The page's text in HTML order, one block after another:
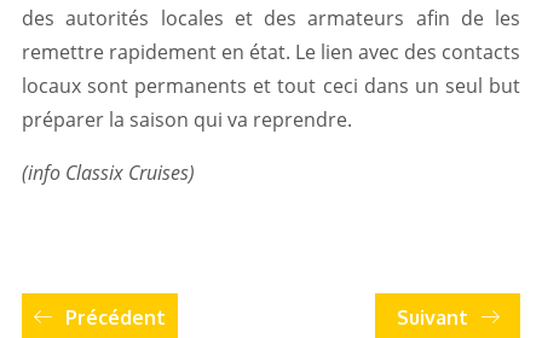
des autorités locales et des armateurs afin de les
remettre rapidement en état. Le lien avec des contacts
locaux sont permanents et tout ceci dans un seul but
préparer la saison qui va reprendre.
(info Classix Cruises)
Précédent Suivant